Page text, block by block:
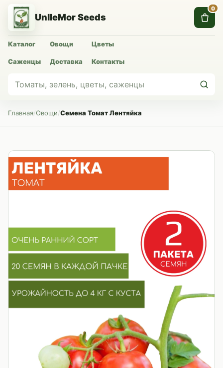
UnlleMor Seeds
Каталог Овощи Цветы
Саженцы Доставка Контакты
0
Главная/Овощи/Семена Томат Лентяйка